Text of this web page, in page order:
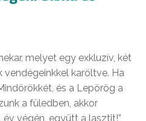
melyet egy exkluzív, két
vendégeinkkel karöltve. Ha
és a Lepörög a
a füledben, akkor
év végén, együtt a lasztit!”